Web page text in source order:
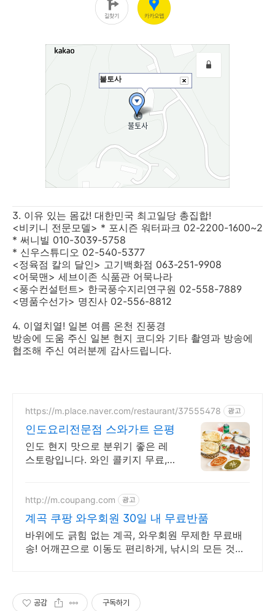
3. 이유 있는 몸값! 대한민국 최고일당 총집합!
<비키니 전문모델> * 포시즌 워터파크 02-2200-1600~2
* 써니빌 010-3039-5758
* 신우스튜디오 02-540-5377
<정육점 칼의 달인> 고기백화점 063-251-9908
<어묵맨> 세브이존 식품관 어묵나라
<풍수컨설턴트> 한국풍수지리연구원 02-558-7889
<명품수선가> 명진사 02-556-8812
4. 이열치열! 일본 여름 온천 진풍경
방송에 도움 주신 일본 현지 코디와 기타 촬영과 방송에
협조해 주신 여러분께 감사드립니다.
https://m.place.naver.com/restaurant/37555478 광고
인도요리전문점 스와가트 은평
인도 현지 맛으로 분위기 좋은 레
스토랑입니다. 와인 콜키지 무료,
http://m.coupang.com 광고
계곡 쿠팡 와우회원 30일 내 무료반품
바위에도 긁힘 없는 계곡, 와우회원 무제한 무료배
송! 어깨끈으로 이동도 편리하게, 낚시의 모든 것을
공감 구독하기